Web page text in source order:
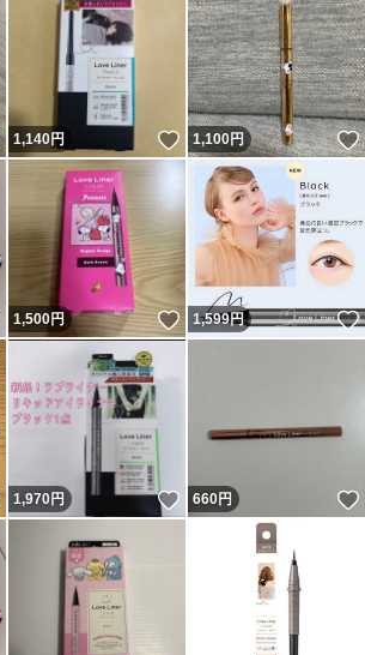
いいね！
1,140円 いいね！
1,100円
いいね！
1,500円 いいね！
1,599円
いいね！
1,970円 いいね！
660円